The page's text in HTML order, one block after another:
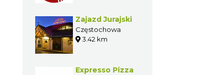
Zajazd Jurajski
Częstochowa
3.42 km
Expresso Pizza